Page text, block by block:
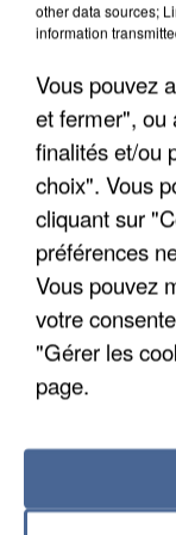
APRÈS
DE FAUNE
other data sources;
information
Vous pouvez
et fermer", ou
finalités et/ou
choix". Vous
cliquant sur
préférences
Vous pouvez
votre
"Gérer les
page.